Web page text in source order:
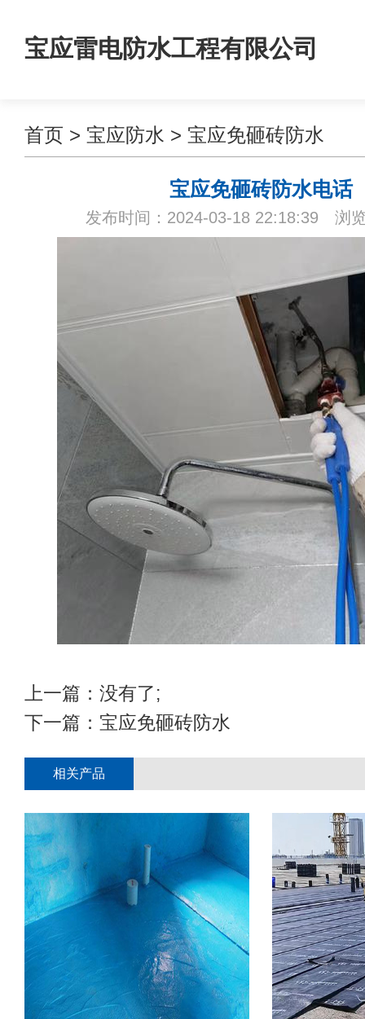
宝应雷电防水工程有限公司
首页 > 宝应防水 > 宝应免砸砖防水
宝应免砸砖防水电话
发布时间：2024-03-18 22:18:39 浏
上一篇：没有了;
下一篇： 宝应免砸砖防水
相关产品